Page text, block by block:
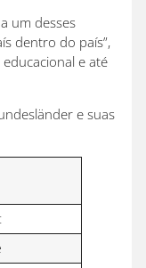
um desses
dentro do país”,
e até
e suas